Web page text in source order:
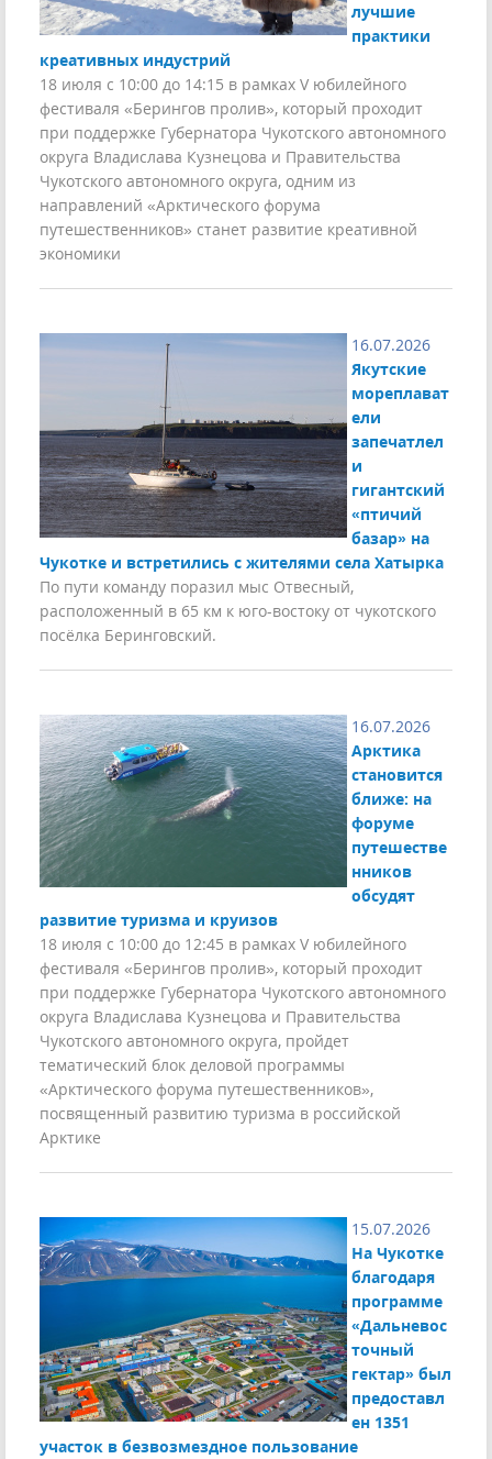
лучшие
практики
креативных индустрий
18 июля с 10:00 до 14:15 в рамках V юбилейного
фестиваля «Берингов пролив», который проходит
при поддержке Губернатора Чукотского автономного
округа Владислава Кузнецова и Правительства
Чукотского автономного округа, одним из
направлений «Арктического форума
путешественников» станет развитие креативной
экономики
16.07.2026
Якутские
мореплават
ели
запечатлел
и
гигантский
«птичий
базар» на
Чукотке и встретились с жителями села Хатырка
По пути команду поразил мыс Отвесный,
расположенный в 65 км к юго-востоку от чукотского
посёлка Беринговский.
16.07.2026
Арктика
становится
ближе: на
форуме
путешестве
нников
обсудят
развитие туризма и круизов
18 июля с 10:00 до 12:45 в рамках V юбилейного
фестиваля «Берингов пролив», который проходит
при поддержке Губернатора Чукотского автономного
округа Владислава Кузнецова и Правительства
Чукотского автономного округа, пройдет
тематический блок деловой программы
«Арктического форума путешественников»,
посвященный развитию туризма в российской
Арктике
15.07.2026
На Чукотке
благодаря
программе
«Дальневос
точный
гектар» был
предоставл
ен 1351
участок в безвозмездное пользование